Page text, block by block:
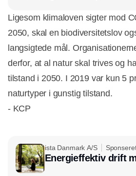
Ligesom klimaloven sigter mod
2050, skal en biodiversitetslov
langsigtede mål.
derfor, at al natur skal trives og
tilstand i 2050. I 2019 var kun 5
naturtyper i gunstig tilstand.
- KCP
ista Danmark A/S
Energieffektiv drift